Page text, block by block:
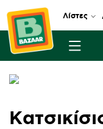
Λίστες